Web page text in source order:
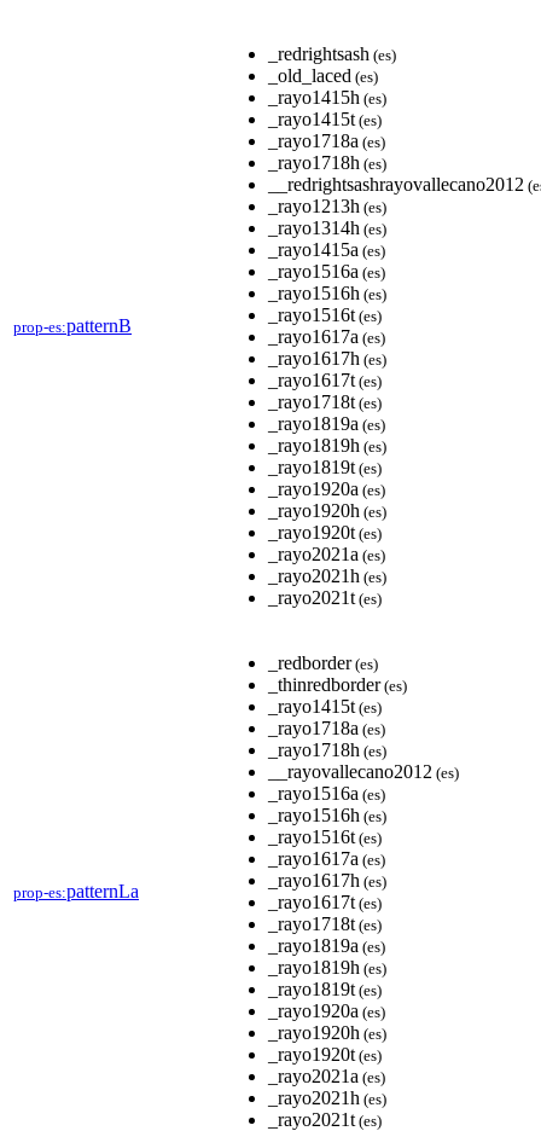
prop-es:patternB
_redrightsash (es)
_old_laced (es)
_rayo1415h (es)
_rayo1415t (es)
_rayo1718a (es)
_rayo1718h (es)
__redrightsashrayovallecano2012
_rayo1213h (es)
_rayo1314h (es)
_rayo1415a (es)
_rayo1516a (es)
_rayo1516h (es)
_rayo1516t (es)
_rayo1617a (es)
_rayo1617h (es)
_rayo1617t (es)
_rayo1718t (es)
_rayo1819a (es)
_rayo1819h (es)
_rayo1819t (es)
_rayo1920a (es)
_rayo1920h (es)
_rayo1920t (es)
_rayo2021a (es)
_rayo2021h (es)
_rayo2021t (es)
prop-es:patternLa
_redborder(es)
_thinredborder(es)
_rayo1415t (es)
_rayo1718a (es)
_rayo1718h (es)
__rayovallecano2012 (es)
_rayo1516a (es)
_rayo1516h (es)
_rayo1516t (es)
_rayo1617a (es)
_rayo1617h (es)
_rayo1617t (es)
_rayo1718t (es)
_rayo1819a (es)
_rayo1819h (es)
_rayo1819t (es)
_rayo1920a (es)
_rayo1920h (es)
_rayo1920t (es)
_rayo2021a (es)
_rayo2021h (es)
_rayo2021t (es)